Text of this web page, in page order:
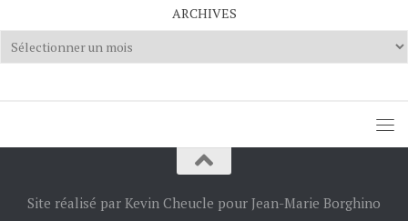
ARCHIVES
Archives
Site réalisé par Kevin Cheucle pour Jean-Marie Borghino